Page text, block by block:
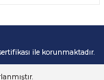
ile korunmaktadır.